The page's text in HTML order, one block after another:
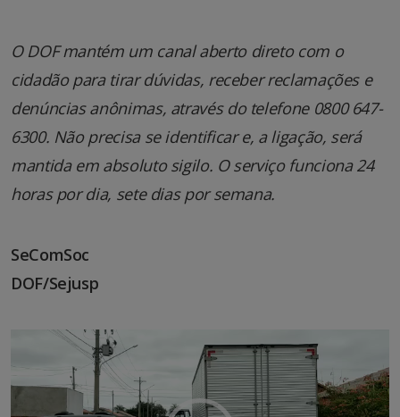
O DOF mantém um canal aberto direto com o
cidadão para tirar dúvidas, receber reclamações e
denúncias anônimas, através do telefone 0800 647-
6300. Não precisa se identificar e, a ligação, será
mantida em absoluto sigilo. O serviço funciona 24
horas por dia, sete dias por semana.
SeComSoc
DOF/Sejusp
Tocador
vídeo